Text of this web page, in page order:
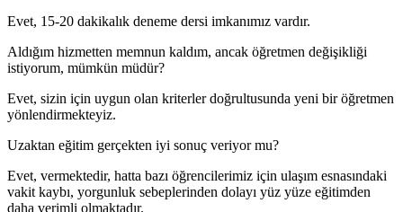
Evet, 15-20 dakikalık deneme dersi imkanımız vardır.
Aldığım hizmetten memnun kaldım, ancak öğretmen değişikliği
istiyorum, mümkün müdür?
Evet, sizin için uygun olan kriterler doğrultusunda yeni bir öğretmen
yönlendirmekteyiz.
Uzaktan eğitim gerçekten iyi sonuç veriyor mu?
Evet, vermektedir, hatta bazı öğrencilerimiz için ulaşım esnasındaki
vakit kaybı, yorgunluk sebeplerinden dolayı yüz yüze eğitimden
daha verimli olmaktadır.